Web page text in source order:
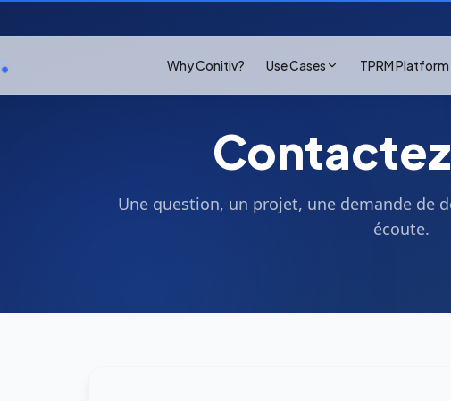
Why Conitiv? Use Cases TPRM Platform
Une question, un projet, une demande de
écoute.